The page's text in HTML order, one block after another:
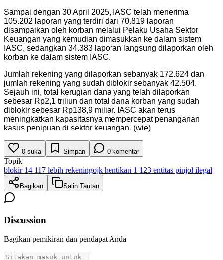
Sampai dengan 30 April 2025, IASC telah menerima
105.202 laporan yang terdiri dari 70.819 laporan
disampaikan oleh korban melalui Pelaku Usaha Sektor
Keuangan yang kemudian dimasukkan ke dalam sistem
IASC, sedangkan 34.383 laporan langsung dilaporkan oleh
korban ke dalam sistem IASC.
Jumlah rekening yang dilaporkan sebanyak 172.624 dan
jumlah rekening yang sudah diblokir sebanyak 42.504.
Sejauh ini, total kerugian dana yang telah dilaporkan
sebesar Rp2,1 triliun dan total dana korban yang sudah
diblokir sebesar Rp138,9 miliar. IASC akan terus
meningkatkan kapasitasnya mempercepat penanganan
kasus penipuan di sektor keuangan. (wie)
0 suka Simpan 0 komentar
Topik
blokir 14 117 lebih rekeningojk hentikan 1 123 entitas pinjol ilegal
Bagikan Salin Tautan
Discussion
Bagikan pemikiran dan pendapat Anda